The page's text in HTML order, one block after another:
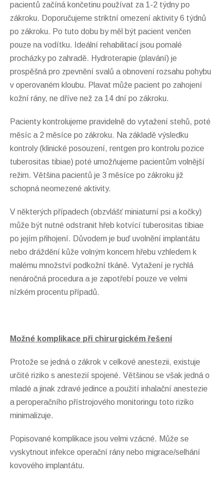
pacientů začíná končetinu používat za 1-2 týdny po
zákroku. Doporučujeme striktní omezení aktivity 6 týdnů
po zákroku. Po tuto dobu by měl být pacient venčen
pouze na vodítku. Ideální rehabilitací jsou pomalé
procházky po zahradě. Hydroterapie (plavání) je
prospěšná pro zpevnění svalů a obnovení rozsahu pohybu
v operovaném kloubu. Plavat může pacient po zahojení
kožní rány, ne dříve než za 14 dní po zákroku.
Pacienty kontrolujeme pravidelně do vytažení stehů, poté
měsíc a 2 měsíce po zákroku. Na základě výsledku
kontroly (klinické posouzení, rentgen pro kontrolu pozice
tuberositas tibiae) poté umožňujeme pacientům volnější
režim. Většina pacientů je 3 měsíce po zákroku již
schopná neomezené aktivity.
V některých případech (obzvlášť miniaturní psi a kočky)
může být nutné odstranit hřeb kotvící tuberositas tibiae
po jejím přihojení. Důvodem je buď uvolnění implantátu
nebo dráždění kůže volným koncem hřebu vzhledem k
malému množství podkožní tkáně. Vytažení je rychlá
nenáročná procedura a je zapotřebí pouze ve velmi
nízkém procentu případů.
Možné komplikace při chirurgickém řešení
Protože se jedná o zákrok v celkové anestezii, existuje
určité riziko s anestezií spojené. Většinou se však jedná o
mladé a jinak zdravé jedince a použití inhalační anestezie
a peroperačního přístrojového monitoringu toto riziko
minimalizuje.
Popisované komplikace jsou velmi vzácné. Může se
vyskytnout infekce operační rány nebo migrace/selhání
kovového implantátu.